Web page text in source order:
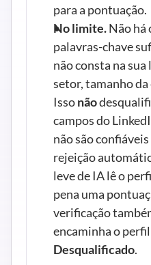
para a pontuação.
No limite. Não há
palavras-chave
não consta na
setor, tamanho da
Isso não
campos do
não são
rejeição
leve de IA lê o
pena uma
verificação
Desqualificado.